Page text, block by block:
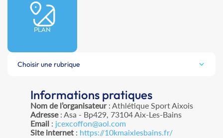
PLAN
Choisir une rubrique
Informations pratiques
Nom de l’organisateur: Athlétique Sport Aixois
Adresse: Asa - Bp429, 73104 Aix-Les-Bains
Email: jcexcoffon@aol.com
Site internet: https://10kmaixlesbains.fr/